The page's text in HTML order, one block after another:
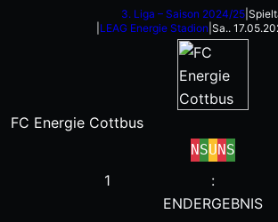
3. Liga – Saison 2024/25|
LEAG Energie Stadion Sa..
FC Energie Cottbus
NSUNS
1 :
ENDERGEBNIS